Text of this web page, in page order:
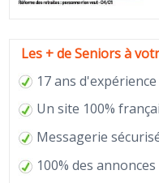
Les + de Seniors à
17 ans d'expérience
Un site 100%
Messagerie
100% des